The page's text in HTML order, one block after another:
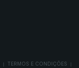
TERMOS E CONDIÇÕES